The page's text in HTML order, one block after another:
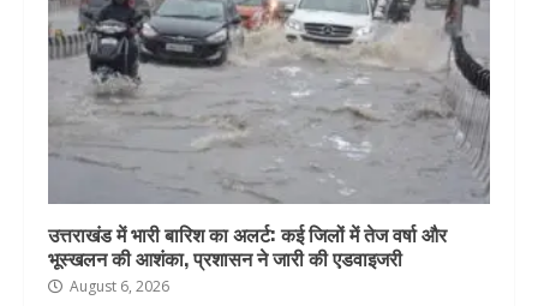
उत्तराखंड में भारी बारिश का अलर्ट: कई जिलों में तेज वर्षा और
भूस्खलन की आशंका, प्रशासन ने जारी की एडवाइजरी
August 6, 2026